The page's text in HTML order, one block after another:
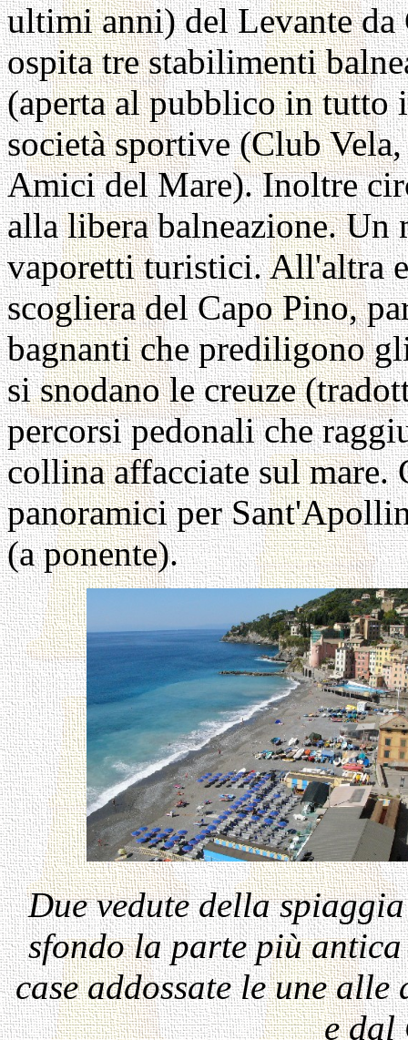
ultimi anni) del Levante
ospita tre stabilimenti
(aperta al pubblico in tutto
società sportive (Club
Amici del Mare). Inoltre
alla libera balneazione. Un
vaporetti turistici. All'altra
scogliera del Capo Pino,
bagnanti che prediligono
si snodano le creuze
percorsi pedonali che
collina affacciate sul
panoramici per
(a ponente).
Due vedute della
sfondo la parte più
case addossate le une
e dal